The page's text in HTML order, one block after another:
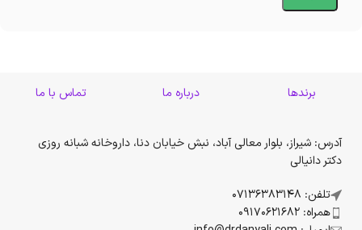
برندها درباره ما تماس با ما
آدرس: شیراز، بلوار معالی آباد، نبش خیابان دنا، داروخانه شبانه روزی
دکتر دانیالی
تلفن: 07136383148
همراه: 09170621682